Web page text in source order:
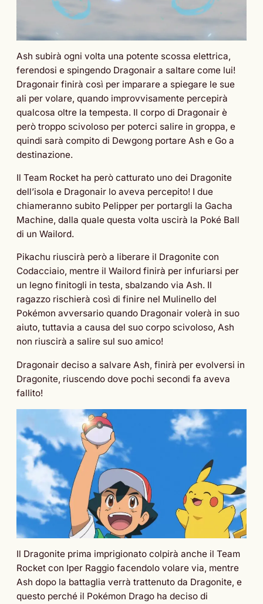
Ash subirà ogni volta una potente scossa elettrica,
ferendosi e spingendo Dragonair a saltare come lui!
Dragonair finirà così per imparare a spiegare le sue
ali per volare, quando improvvisamente percepirà
qualcosa oltre la tempesta. Il corpo di Dragonair è
però troppo scivoloso per poterci salire in groppa, e
quindi sarà compito di Dewgong portare Ash e Go a
destinazione.
Il Team Rocket ha però catturato uno dei Dragonite
dell’isola e Dragonair lo aveva percepito! I due
chiameranno subito Pelipper per portargli la Gacha
Machine, dalla quale questa volta uscirà la Poké Ball
di un Wailord.
Pikachu riuscirà però a liberare il Dragonite con
Codacciaio, mentre il Wailord finirà per infuriarsi per
un legno finitogli in testa, sbalzando via Ash. Il
ragazzo rischierà così di finire nel Mulinello del
Pokémon avversario quando Dragonair volerà in suo
aiuto, tuttavia a causa del suo corpo scivoloso, Ash
non riuscirà a salire sul suo amico!
Dragonair deciso a salvare Ash, finirà per evolversi in
Dragonite, riuscendo dove pochi secondi fa aveva
fallito!
Il Dragonite prima imprigionato colpirà anche il Team
Rocket con Iper Raggio facendolo volare via, mentre
Ash dopo la battaglia verrà trattenuto da Dragonite, e
questo perché il Pokémon Drago ha deciso di